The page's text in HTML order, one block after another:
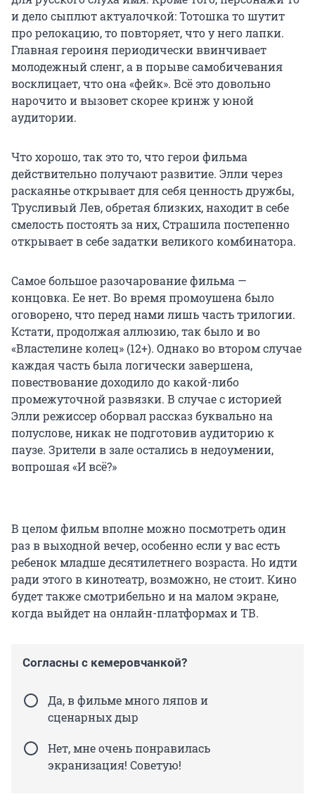
и дело сыплют актуалочкой: Тотошка то шутит
про релокацию, то повторяет, что у него лапки.
Главная героиня периодически ввинчивает
молодежный сленг, а в порыве самобичевания
восклицает, что она «фейк». Всё это довольно
нарочито и вызовет скорее кринж у юной
аудитории.
Что хорошо, так это то, что герои фильма
действительно получают развитие. Элли через
раскаянье открывает для себя ценность дружбы,
Трусливый Лев, обретая близких, находит в себе
смелость постоять за них, Страшила постепенно
открывает в себе задатки великого комбинатора.
Самое большое разочарование фильма —
концовка. Ее нет. Во время промоушена было
оговорено, что перед нами лишь часть трилогии.
Кстати, продолжая аллюзию, так было и во
«Властелине колец» (12+). Однако во втором случае
каждая часть была логически завершена,
повествование доходило до какой-либо
промежуточной развязки. В случае с историей
Элли режиссер оборвал рассказ буквально на
полуслове, никак не подготовив аудиторию к
паузе. Зрители в зале остались в недоумении,
вопрошая «И всё?»
В целом фильм вполне можно посмотреть один
раз в выходной вечер, особенно если у вас есть
ребенок младше десятилетнего возраста. Но идти
ради этого в кинотеатр, возможно, не стоит. Кино
будет также смотрибельно и на малом экране,
когда выйдет на онлайн-платформах и ТВ.
Согласны с кемеровчанкой?
Да, в фильме много ляпов и
сценарных дыр
Нет, мне очень понравилась
экранизация! Советую!